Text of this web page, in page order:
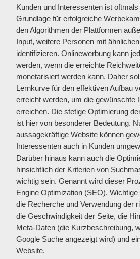
Kunden und Interessenten ist
Grundlage für erfolgreiche
den Algorithmen der Plattformen
Input, weitere Personen mit
identifizieren. Onlinewerbung kann
werden, wenn die erreichte
monetarisiert werden kann. Daher
Lernkurve für den effektiven Aufbau
erreicht werden, um die gewünschte
erreichen. Die stetige Optimierung
ist hier von besonderer Bedeutung.
aussagekräftige Website können
Interessenten auch in Kunden
Darüber hinaus kann auch die
hinsichtlich der Kriterien von
wichtig sein. Genannt wird dieser
Engine Optimization (SEO).
die Recherche und Verwendung der
die Geschwindigkeit der Seite, die
Meta-Daten (die Kurzbeschreibung,
Google Suche angezeigt wird) und
Website.